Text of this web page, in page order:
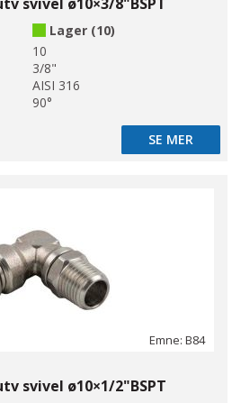
Lager (10)
10
3/8"
AISI 316
90°
SE MER
SE MER
Emne: B84
svivel ø10×1/2"BSPT